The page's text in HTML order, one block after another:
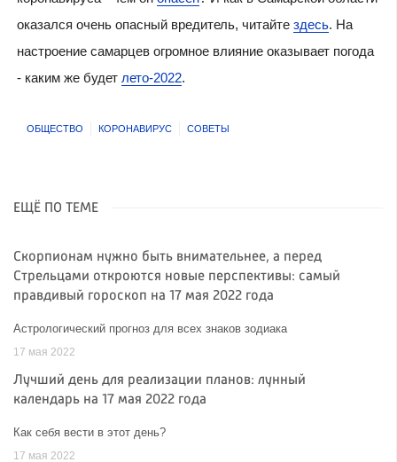
оказался очень опасный вредитель, читайте здесь. На
настроение самарцев огромное влияние оказывает погода
- каким же будет лето-2022.
ОБЩЕСТВО КОРОНАВИРУС СОВЕТЫ
ЕЩЁ ПО ТЕМЕ
Скорпионам нужно быть внимательнее, а перед
Стрельцами откроются новые перспективы: самый
правдивый гороскоп на 17 мая 2022 года
Астрологический прогноз для всех знаков зодиака
17 мая 2022
Лучший день для реализации планов: лунный
календарь на 17 мая 2022 года
Как себя вести в этот день?
17 мая 2022